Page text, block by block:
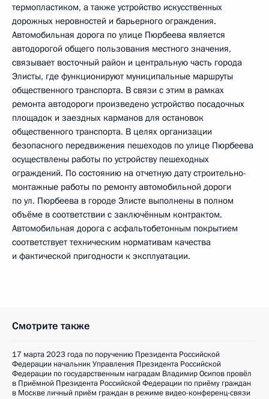
термопластиком, а также устройство искусственных
дорожных неровностей и барьерного ограждения.
Автомобильная дорога по улице Пюрбеева является
автодорогой общего пользования местного значения,
связывает восточный район и центральную часть города
Элисты, где функционируют муниципальные маршруты
общественного транспорта. В связи с этим в рамках
ремонта автодороги произведено устройство посадочных
площадок и заездных карманов для остановок
общественного транспорта. В целях организации
безопасного передвижения пешеходов по улице Пюрбеева
осуществлены работы по устройству пешеходных
ограждений. По состоянию на отчетную дату строительно-
монтажные работы по ремонту автомобильной дороги
по ул. Пюрбеева в городе Элисте выполнены в полном
объёме в соответствии с заключённым контрактом.
Автомобильная дорога с асфальтобетонным покрытием
соответствует техническим нормативам качества
и фактической пригодности к эксплуатации.
Смотрите также
17 марта 2023 года по поручению Президента Российской
Федерации начальник Управления Президента Российской
Федерации по государственным наградам Владимир Осипов провёл
в Приёмной Президента Российской Федерации по приёму граждан
в Москве личный приём граждан в режиме видео-конференц-связи